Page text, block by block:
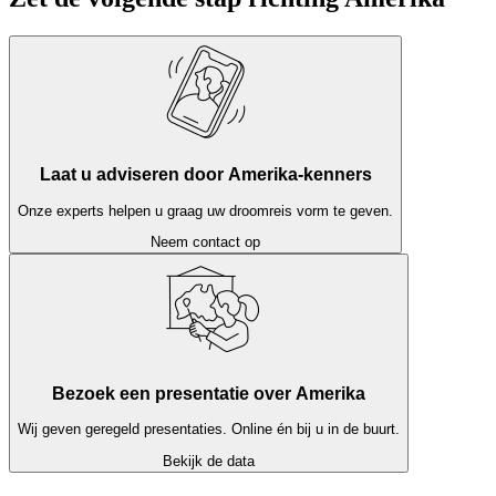
Laat u adviseren door Amerika-kenners
Onze experts helpen u graag uw droomreis vorm te geven.
Neem contact op
Bezoek een presentatie over Amerika
Wij geven geregeld presentaties. Online én bij u in de buurt.
Bekijk de data